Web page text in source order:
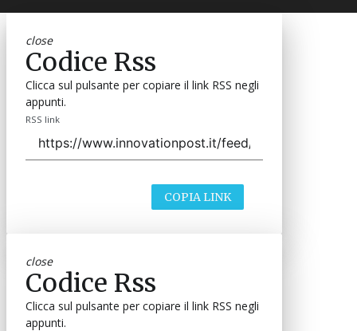
close
Codice Rss
Clicca sul pulsante per copiare il link RSS negli
appunti.
RSS link
COPIA LINK
close
Codice Rss
Clicca sul pulsante per copiare il link RSS negli
appunti.